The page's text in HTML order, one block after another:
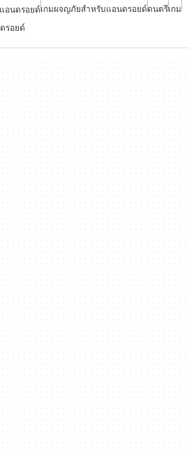
อนดรอยด์เกมผจญภัยสำหรับแอนดรอยด์ดนตรีเกม
รอยด์